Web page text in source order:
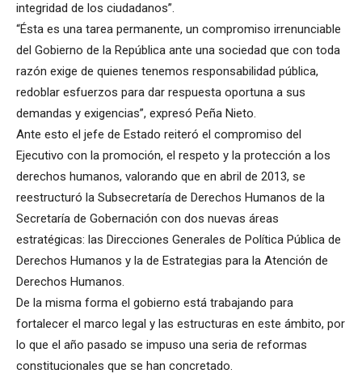
integridad de los ciudadanos”.
“Ésta es una tarea permanente, un compromiso irrenunciable
del Gobierno de la República ante una sociedad que con toda
razón exige de quienes tenemos responsabilidad pública,
redoblar esfuerzos para dar respuesta oportuna a sus
demandas y exigencias”, expresó Peña Nieto.
Ante esto el jefe de Estado reiteró el compromiso del
Ejecutivo con la promoción, el respeto y la protección a los
derechos humanos, valorando que en abril de 2013, se
reestructuró la Subsecretaría de Derechos Humanos de la
Secretaría de Gobernación con dos nuevas áreas
estratégicas: las Direcciones Generales de Política Pública de
Derechos Humanos y la de Estrategias para la Atención de
Derechos Humanos.
De la misma forma el gobierno está trabajando para
fortalecer el marco legal y las estructuras en este ámbito, por
lo que el año pasado se impuso una seria de reformas
constitucionales que se han concretado.